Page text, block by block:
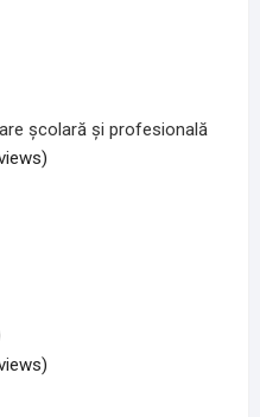
școlară și profesională